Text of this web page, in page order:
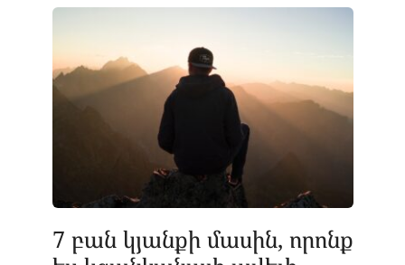
7 բան կյանքի մասին, որոնք